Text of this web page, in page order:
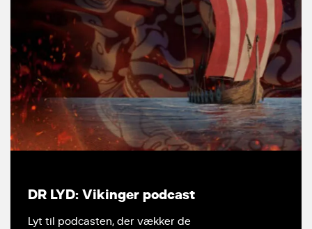
DR LYD: Vikinger podcast
Lyt til podcasten, der vækker de